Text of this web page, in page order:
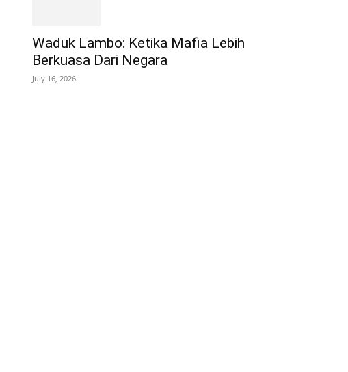
Waduk Lambo: Ketika Mafia Lebih
Berkuasa Dari Negara
July 16, 2026